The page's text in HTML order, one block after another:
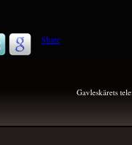
Share
Gavleskärets